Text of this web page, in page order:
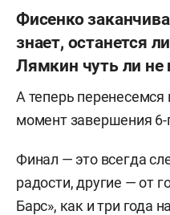
Фисенко
знает, останется
Лямкин чуть ли не
А теперь перенесемся
момент завершения 6-
Финал — это всегда
радости, другие — от
Барс», как и три года